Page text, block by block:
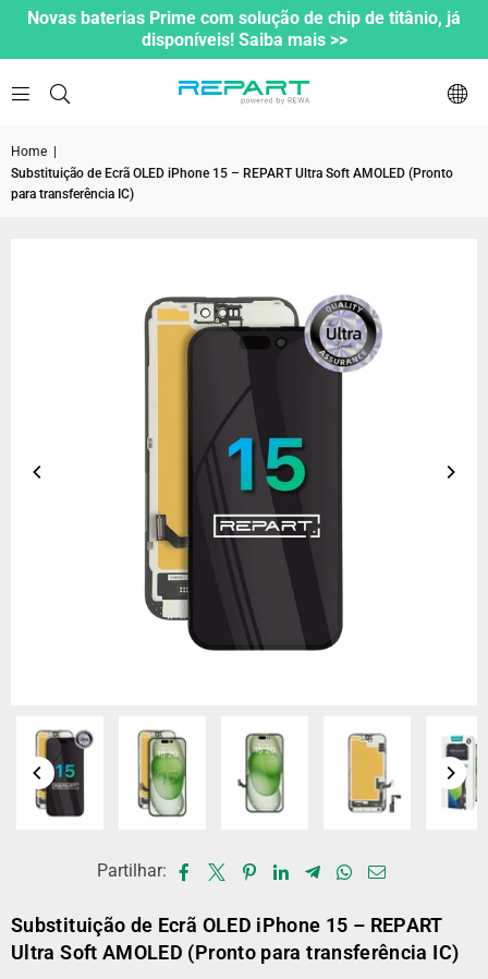
Novas baterias Prime com solução de chip de titânio, já
disponíveis! Saiba mais >>
Home
Substituição de Ecrã OLED iPhone 15 – REPART Ultra Soft AMOLED (Pronto
para transferência IC)
Partilhar:
Substituição de Ecrã OLED iPhone 15 – REPART
Ultra Soft AMOLED (Pronto para transferência IC)